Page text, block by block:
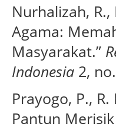
Nurhalizah,
Agama:
Masyarakat.”
Indonesia 2,
Prayogo, P.,
Pantun